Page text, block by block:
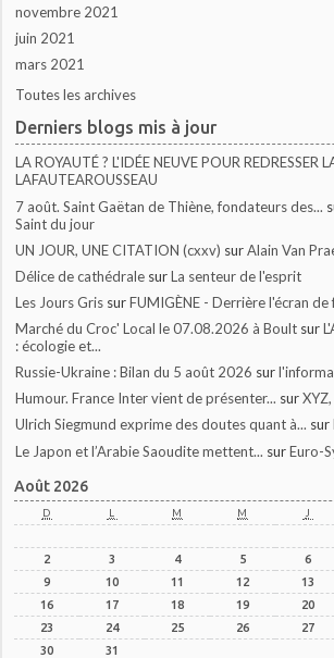
novembre 2021
juin 2021
mars 2021
Toutes les archives
Derniers blogs mis à jour
LA ROYAUTÉ ? L'IDÉE NEUVE POUR REDRESSER
LAFAUTEAROUSSEAU
7 août. Saint Gaëtan de Thiène, fondateurs des...
Saint du jour
UN JOUR, UNE CITATION (cxxv) surAlain Van
Délice de cathédrale surLa senteur de l'esprit
Les Jours Gris surFUMIGÈNE - Derrière l'écran
Marché du Croc' Local le 07.08.2026 à Boult sur
: écologie et...
Russie-Ukraine : Bilan du 5 août 2026 sur
Humour. France Inter vient de présenter... sur
Ulrich Siegmund exprime des doutes quant à... sur
Le Japon et l’Arabie Saoudite mettent... surEuro-
Août 2026
D L M M J
2
3 4 5 6
9
10 11 12 13
16
17 18 19 20
23
24 25 26 27
30
31